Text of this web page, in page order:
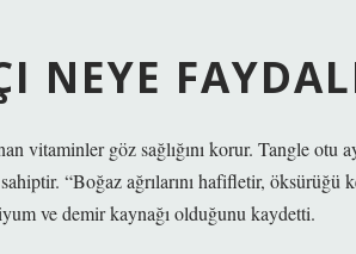
NEYE
vitaminler göz sağlığını korur. Tangle
“Boğaz ağrılarını hafifletir, öksürüğü
ve demir kaynağı olduğunu kaydetti.